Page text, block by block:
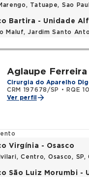
Tatuape, Sao
Bartira - Unidade
Maluf, Jardim Santo
Aglaupe
Cirurgia do Aparelho
CRM 197678/SP
•
RQE
Ver perfil
Virgínia - Osasco
Centro, Osasco,
São Luiz Morumbi -